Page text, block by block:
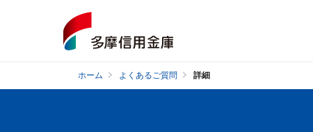
ホーム よくあるご質問 詳細